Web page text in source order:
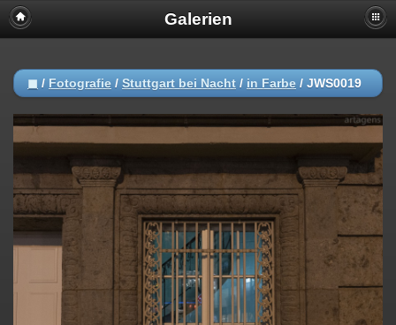
Galerien
◼ / Fotografie / Stuttgart bei Nacht / in Farbe / JWS0019